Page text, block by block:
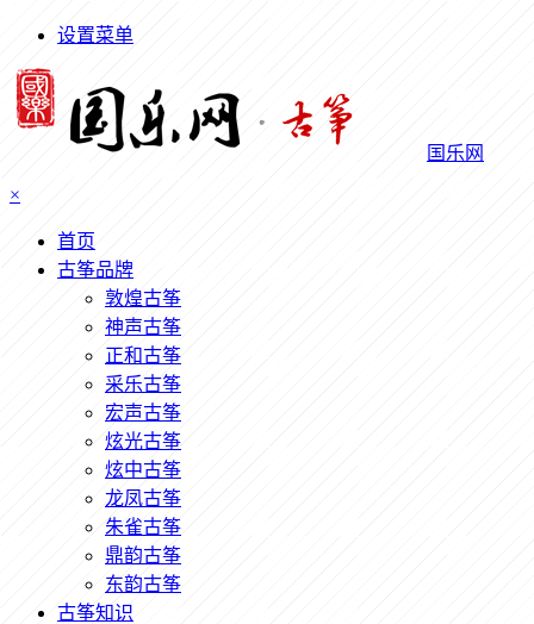
设置菜单
国乐网
×
首页
古筝品牌
敦煌古筝
神声古筝
正和古筝
采乐古筝
宏声古筝
炫光古筝
炫中古筝
龙凤古筝
朱雀古筝
鼎韵古筝
东韵古筝
古筝知识